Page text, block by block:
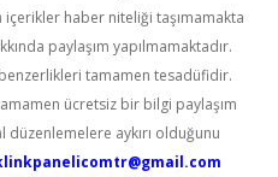
içerikler haber niteliği taşımamakta
paylaşım yapılmamaktadır.
tamamen tesadüfidir.
ücretsiz bir bilgi paylaşım
aykırı olduğunu